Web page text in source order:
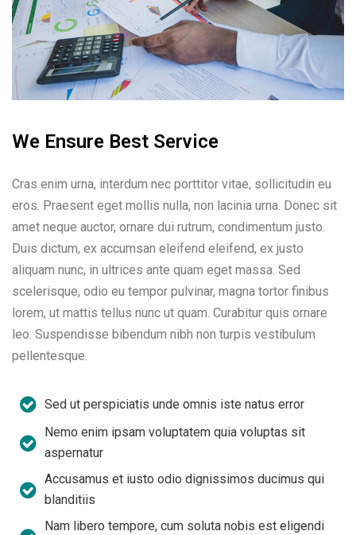
We Ensure Best Service
Cras enim urna, interdum nec porttitor vitae, sollicitudin eu
eros. Praesent eget mollis nulla, non lacinia urna. Donec sit
amet neque auctor, ornare dui rutrum, condimentum justo.
Duis dictum, ex accumsan eleifend eleifend, ex justo
aliquam nunc, in ultrices ante quam eget massa. Sed
scelerisque, odio eu tempor pulvinar, magna tortor finibus
lorem, ut mattis tellus nunc ut quam. Curabitur quis ornare
leo. Suspendisse bibendum nibh non turpis vestibulum
pellentesque.
Sed ut perspiciatis unde omnis iste natus error
Nemo enim ipsam voluptatem quia voluptas sit
aspernatur
Accusamus et iusto odio dignissimos ducimus qui
blanditiis
Nam libero tempore, cum soluta nobis est eligendi